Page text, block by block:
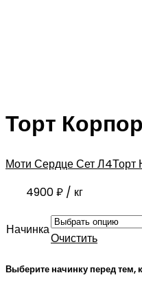
Торт
Моти Сердце Сет Л4Торт
4900₽ / кг
Начинка
Очистить
Выберите начинку перед тем,